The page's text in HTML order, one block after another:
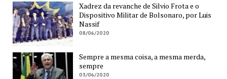
Xadrez da revanche de Silvio Frota e o
Dispositivo Militar de Bolsonaro, por Luis
Nassif
08/06/2020
Sempre a mesma coisa, a mesma merda,
sempre
03/06/2020